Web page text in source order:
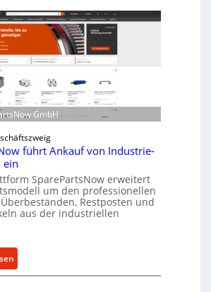
f
ü
r
i
i
r
k
t
e
A
n
t
i
b
l
l
n
t
w
i
c
k
e
l
t
-
GmbH
führt Ankauf von Industrie-
ein
SparePartsNow erweitert
um den professionellen
Restposten und
aus der industriellen
S